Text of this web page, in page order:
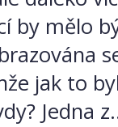
by mělo
jak to
Jedna